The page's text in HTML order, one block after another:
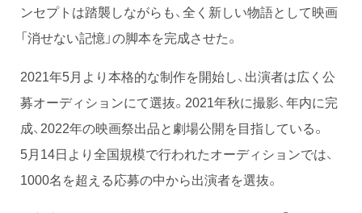
ンセプトは踏襲しながらも、全く新しい物語として映画
「消せない記憶」の脚本を完成させた。
2021年5月より本格的な制作を開始し、出演者は広く公
募オーディションにて選抜。2021年秋に撮影、年内に完
成、2022年の映画祭出品と劇場公開を目指している。
5月14日より全国規模で行われたオーディションでは、
1000名を超える応募の中から出演者を選抜。